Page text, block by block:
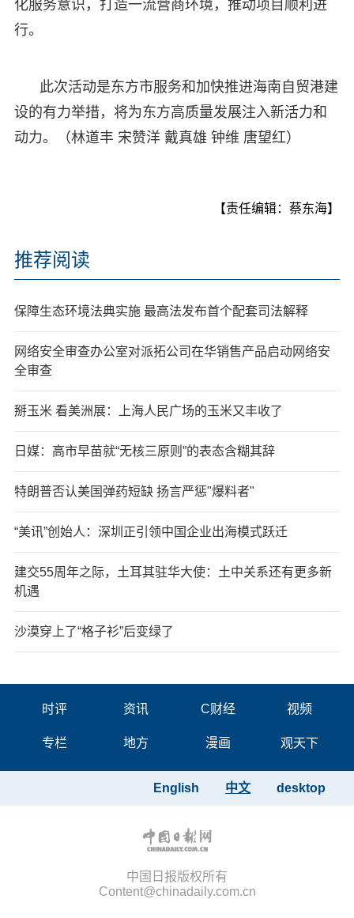
化服务意识，打造一流营商环境，推动项目顺利进
行。
此次活动是东方市服务和加快推进海南自贸港建
设的有力举措，将为东方高质量发展注入新活力和
动力。（林道丰 宋赞洋 戴真雄 钟维 唐望红）
【责任编辑：蔡东海】
推荐阅读
保障生态环境法典实施 最高法发布首个配套司法解释
网络安全审查办公室对派拓公司在华销售产品启动网络安
全审查
掰玉米 看美洲展：上海人民广场的玉米又丰收了
日媒：高市早苗就“无核三原则”的表态含糊其辞
特朗普否认美国弹药短缺 扬言严惩"爆料者"
“美讯”创始人：深圳正引领中国企业出海模式跃迁
建交55周年之际，土耳其驻华大使：土中关系还有更多新
机遇
沙漠穿上了“格子衫”后变绿了
时评 资讯 C财经 视频
专栏 地方 漫画 观天下
desktop
中文
English
中国日报版权所有
Content@chinadaily.com.cn